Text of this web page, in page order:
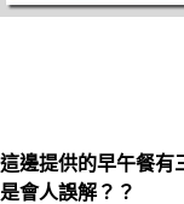
這邊提供的早午餐有
是會人誤解？？